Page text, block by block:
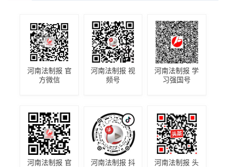
河南法制报 官
方微信
河南法制报 视
频号
河南法制报 学
习强国号
河南法制报 官
河南法制报 抖
河南法制报 头